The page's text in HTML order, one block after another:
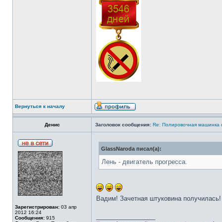
Вернуться к началу
Денис Заголовок сообщения: Re: Полировочная машинка
Зарегистрирован: 03 апр
2012 16:24
Сообщения: 915
GlassNaroda писал(а):
Лень - двигатель прогресса.
Вадим! Зачетная штуковина получилась!